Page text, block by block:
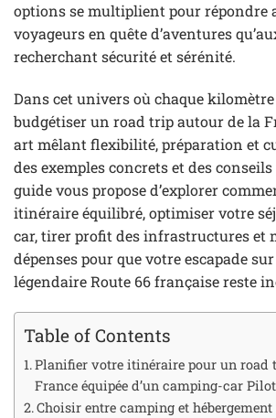
options se multiplient pour répondre
voyageurs en quête d’aventures
recherchant sécurité et sérénité.
Dans cet univers où chaque
budgétiser un road trip autour de la
art mêlant flexibilité, préparation et
des exemples concrets et des
guide vous propose d’explorer
itinéraire équilibré, optimiser votre
car, tirer profit des infrastructures et
dépenses pour que votre escapade
légendaire Route 66 française reste
Table of Contents
Planifier votre itinéraire pour un road
France équipée d’un camping-car
Choisir entre camping et